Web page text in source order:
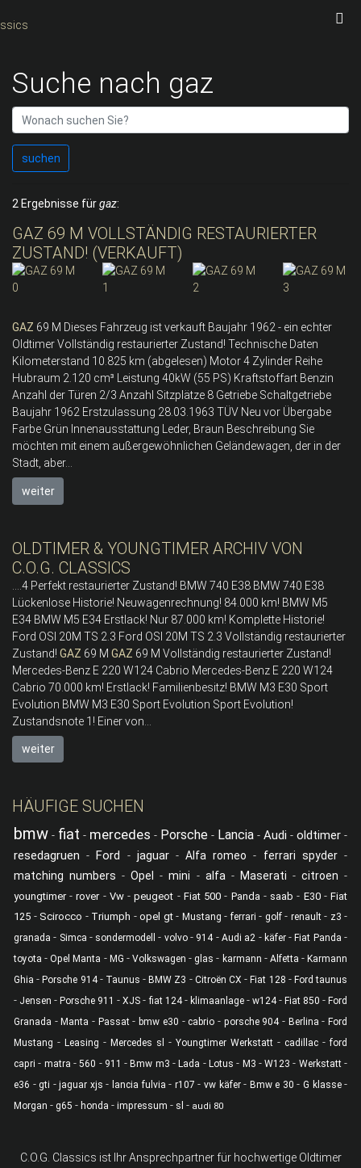
Suche nach gaz
suchen
2 Ergebnisse fürgaz:
GAZ 69 M VOLLSTÄNDIG RESTAURIERTER
ZUSTAND! (VERKAUFT)
GAZ 69 M Dieses Fahrzeug ist verkauft Baujahr 1962 - ein echter
Oldtimer Vollständig restaurierter Zustand! Technische Daten
Kilometerstand 10.825 km (abgelesen) Motor 4 Zylinder Reihe
Hubraum 2.120 cm³ Leistung 40kW (55 PS) Kraftstoffart Benzin
Anzahl der Türen 2/3 Anzahl Sitzplätze 8 Getriebe Schaltgetriebe
Baujahr 1962 Erstzulassung 28.03.1963 TÜV Neu vor Übergabe
Farbe Grün Innenausstattung Leder, Braun Beschreibung Sie
möchten mit einem außergewöhnlichen Geländewagen, der in der
Stadt, aber...
weiter
OLDTIMER & YOUNGTIMER ARCHIV VON
C.O.G. CLASSICS
....4 Perfekt restaurierter Zustand! BMW 740 E38 BMW 740 E38
Lückenlose Historie! Neuwagenrechnung! 84.000 km! BMW M5
E34 BMW M5 E34 Erstlack! Nur 87.000 km! Komplette Historie!
Ford OSI 20M TS 2.3 Ford OSI 20M TS 2.3 Vollständig restaurierter
Zustand! GAZ 69 M GAZ 69 M Vollständig restaurierter Zustand!
Mercedes-Benz E 220 W124 Cabrio Mercedes-Benz E 220 W124
Cabrio 70.000 km! Erstlack! Familienbesitz! BMW M3 E30 Sport
Evolution BMW M3 E30 Sport Evolution Sport Evolution!
Zustandsnote 1! Einer von...
weiter
HÄUFIGE SUCHEN
bmw - fiat - mercedes - Porsche - Lancia - Audi - oldtimer -
resedagruen - Ford - jaguar-Alfa romeo - ferrari spyder-
matching numbers -Opel -mini - alfa- Maserati - citroen -
youngtimer-rover- Vw-peugeot - Fiat 500 - Panda- saab - E30-Fiat
125 - Scirocco - Triumph - opel gt- Mustang -ferrari - golf- renault- z3 -
granada - Simca - sondermodell - volvo- 914- Audi a2 - käfer-Fiat Panda -
toyota -Opel Manta - MG - Volkswagen - glas - karmann - Alfetta -Karmann
Ghia -Porsche 914- Taunus -BMW Z3 - Citroën CX -Fiat 128 - Ford taunus
- Jensen -Porsche 911 -XJS -fiat 124- klimaanlage- w124- Fiat 850 -Ford
Granada -Manta - Passat-bmw e30 -cabrio - porsche 904- Berlina - Ford
Mustang - Leasing - Mercedes sl - Youngtimer Werkstatt - cadillac -ford
capri - matra -560 - 911 -Bmw m3 -Lada - Lotus - M3 -W123 - Werkstatt-
e36 - gti -jaguar xjs - lancia fulvia - r107 - vw käfer- Bmw e 30 - G klasse-
Morgan - g65 - honda - impressum - sl - audi 80
C.O.G. Classics ist Ihr Ansprechpartner für hochwertige Oldtimer